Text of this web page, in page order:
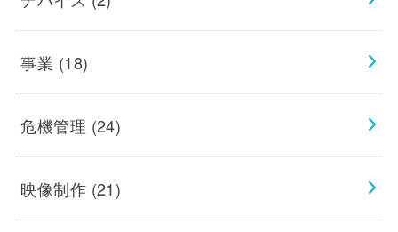
事業 (18)
危機管理 (24)
映像制作 (21)